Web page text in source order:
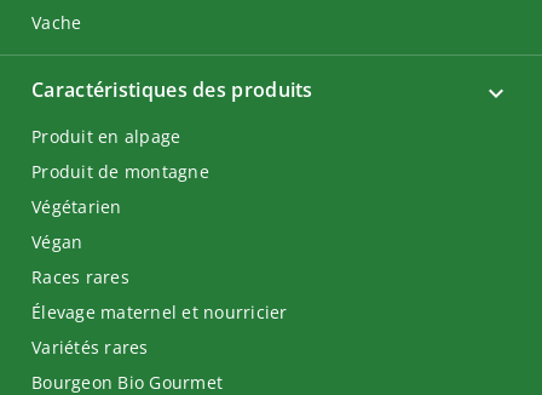
Vache
Caractéristiques des produits
Produit en alpage
Produit de montagne
Végétarien
Végan
Races rares
Élevage maternel et nourricier
Variétés rares
Bourgeon Bio Gourmet